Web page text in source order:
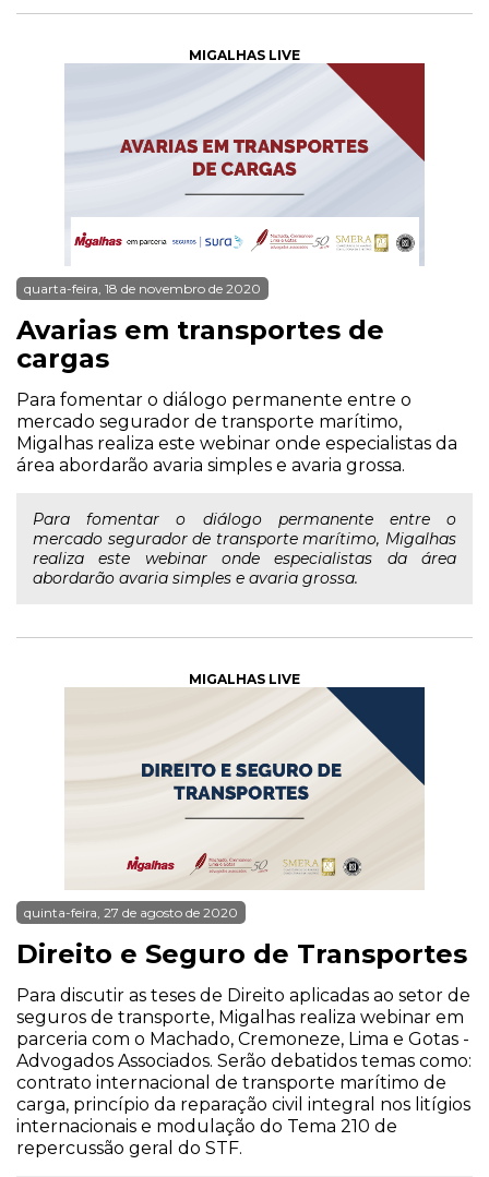
MIGALHAS LIVE
quarta-feira, 18 de novembro de 2020
Avarias em transportes de
cargas
Para fomentar o diálogo permanente entre o
mercado segurador de transporte marítimo,
Migalhas realiza este webinar onde especialistas da
área abordarão avaria simples e avaria grossa.
Para fomentar o diálogo permanente entre o
mercado segurador de transporte marítimo, Migalhas
realiza este webinar onde especialistas da área
abordarão avaria simples e avaria grossa.
MIGALHAS LIVE
quinta-feira, 27 de agosto de 2020
Direito e Seguro de Transportes
Para discutir as teses de Direito aplicadas ao setor de
seguros de transporte, Migalhas realiza webinar em
parceria com o Machado, Cremoneze, Lima e Gotas -
Advogados Associados. Serão debatidos temas como:
contrato internacional de transporte marítimo de
carga, princípio da reparação civil integral nos litígios
internacionais e modulação do Tema 210 de
repercussão geral do STF.